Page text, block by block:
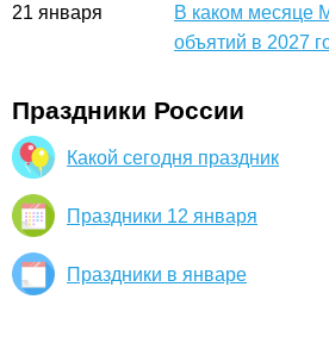
21 января
В каком месяце
объятий в 2027
Праздники России
Какой сегодня праздник
Праздники 12 января
Праздники в январе